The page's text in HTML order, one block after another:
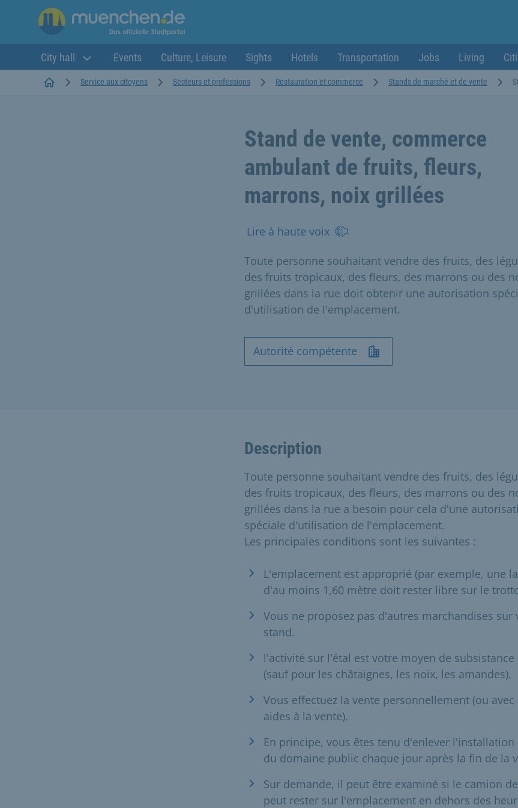
City hall Events Culture, Leisure Sights Hotels Transportation Jobs Living
StartseiteService aux citoyens Secteurs et professions Restauration et commerce Stands de marché et de vente
Stand de vente, commerce
ambulant de fruits, fleurs,
marrons, noix grillées
Lire à haute voix
Toute personne souhaitant vendre des fruits, des
des fruits tropicaux, des fleurs, des marrons ou des
grillées dans la rue doit obtenir une autorisation
d'utilisation de l'emplacement.
Autorité compétente
Description
Toute personne souhaitant vendre des fruits, des
des fruits tropicaux, des fleurs, des marrons ou des
grillées dans la rue a besoin pour cela d'une
spéciale d'utilisation de l'emplacement.
Les principales conditions sont les suivantes :
L'emplacement est approprié (par exemple, une
d'au moins 1,60 mètre doit rester libre sur le
Vous ne proposez pas d'autres marchandises sur
stand.
l'activité sur l'étal est votre moyen de subsistance
(sauf pour les châtaignes, les noix, les amandes).
Vous effectuez la vente personnellement (ou avec
aides à la vente).
En principe, vous êtes tenu d'enlever l'installation
du domaine public chaque jour après la fin de la
Sur demande, il peut être examiné si le camion
peut rester sur l'emplacement en dehors des